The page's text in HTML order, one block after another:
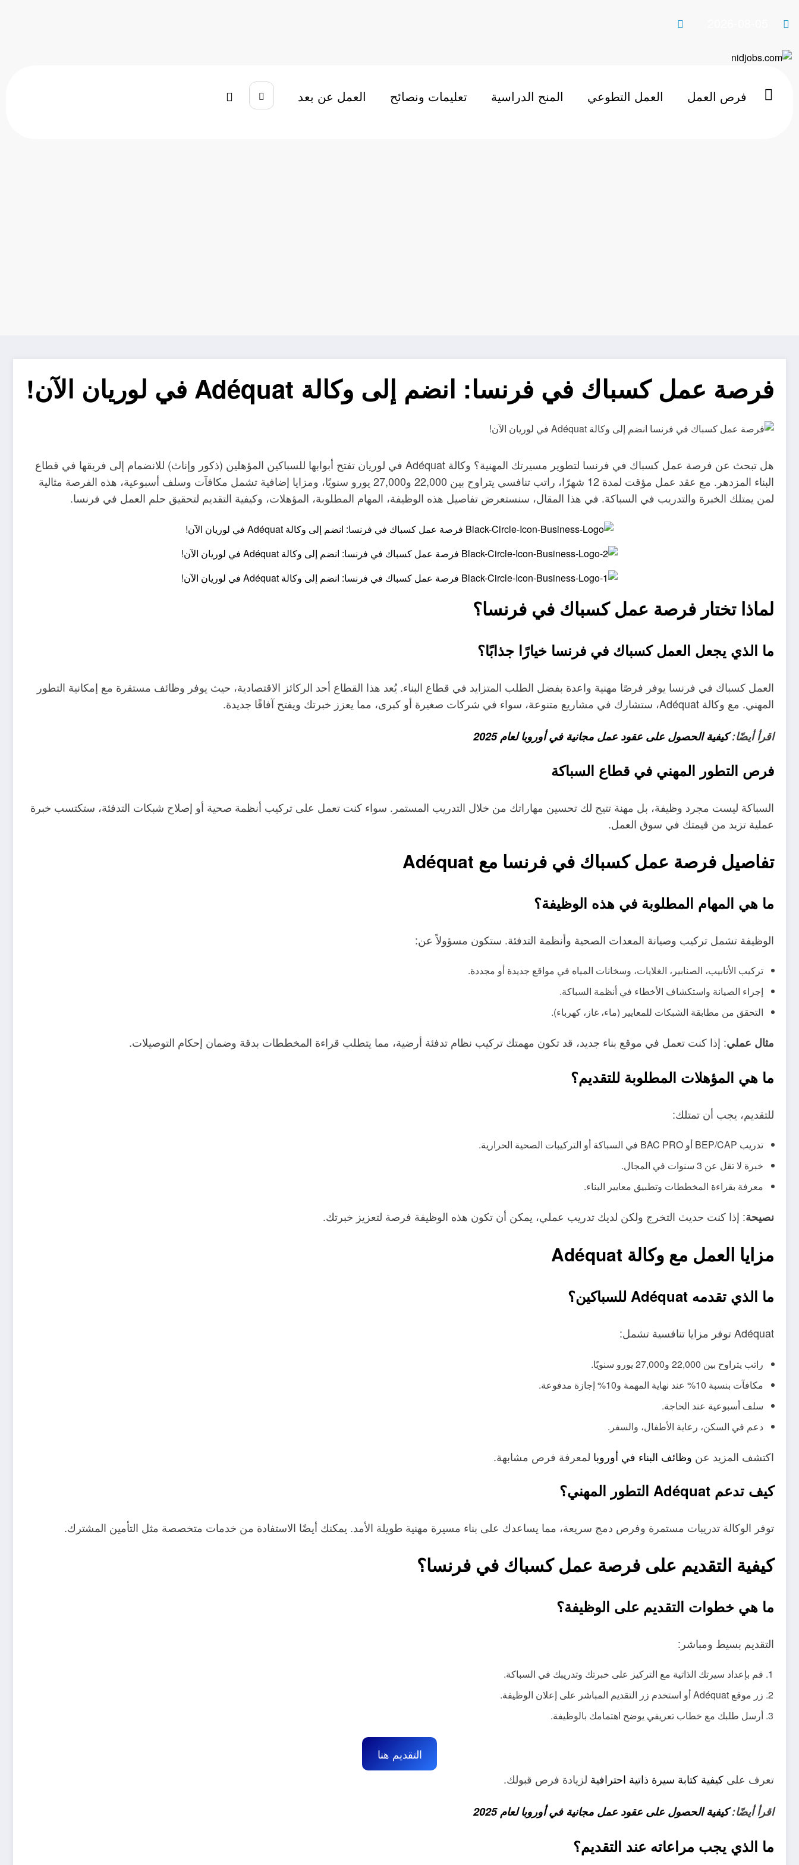
إلى
فرص العمل العمل التطوعي المنح الدراسية تعليمات ونصائح العمل عن بعد
فرصة عمل كسباك في فرنسا: انضم إلى وكالة Adéquat في لوريان الآن!
هل تبحث عن فرصة عمل كسباك في فرنسا لتطوير مسيرتك المهنية؟ وكالة Adéquat في لوريان تفتح أبوابها للسباكين المؤهلين (ذكور وإناث) للانضمام إلى فريقها في قطاع
البناء المزدهر. مع عقد عمل مؤقت لمدة 12 شهرًا، راتب تنافسي يتراوح بين 22,000 و27,000 يورو سنويًا، ومزايا إضافية تشمل مكافآت وسلف أسبوعية، هذه الفرصة مثالية
لمن يمتلك الخبرة والتدريب في السباكة. في هذا المقال، سنستعرض تفاصيل هذه الوظيفة، المهام المطلوبة، المؤهلات، وكيفية التقديم لتحقيق حلم العمل في فرنسا.
لماذا تختار فرصة عمل كسباك في فرنسا؟
ما الذي يجعل العمل كسباك في فرنسا خيارًا جذابًا؟
العمل كسباك في فرنسا يوفر فرصًا مهنية واعدة بفضل الطلب المتزايد في قطاع البناء. يُعد هذا القطاع أحد الركائز الاقتصادية، حيث يوفر وظائف مستقرة مع إمكانية التطور
المهني. مع وكالة Adéquat، ستشارك في مشاريع متنوعة، سواء في شركات صغيرة أو كبرى، مما يعزز خبرتك ويفتح آفاقًا جديدة.
اقرأ أيضًا:كيفية الحصول على عقود عمل مجانية في أوروبا لعام 2025
فرص التطور المهني في قطاع السباكة
السباكة ليست مجرد وظيفة، بل مهنة تتيح لك تحسين مهاراتك من خلال التدريب المستمر. سواء كنت تعمل على تركيب أنظمة صحية أو إصلاح شبكات التدفئة، ستكتسب خبرة
عملية تزيد من قيمتك في سوق العمل.
تفاصيل فرصة عمل كسباك في فرنسا مع Adéquat
ما هي المهام المطلوبة في هذه الوظيفة؟
الوظيفة تشمل تركيب وصيانة المعدات الصحية وأنظمة التدفئة. ستكون مسؤولاً عن:
تركيب الأنابيب، الصنابير، الغلايات، وسخانات المياه في مواقع جديدة أو مجددة.
إجراء الصيانة واستكشاف الأخطاء في أنظمة السباكة.
التحقق من مطابقة الشبكات للمعايير (ماء، غاز، كهرباء).
مثال عملي: إذا كنت تعمل في موقع بناء جديد، قد تكون مهمتك تركيب نظام تدفئة أرضية، مما يتطلب قراءة المخططات بدقة وضمان إحكام التوصيلات.
ما هي المؤهلات المطلوبة للتقديم؟
للتقديم، يجب أن تمتلك:
تدريب BEP/CAP أو BAC PRO في السباكة أو التركيبات الصحية الحرارية.
خبرة لا تقل عن 3 سنوات في المجال.
معرفة بقراءة المخططات وتطبيق معايير البناء.
نصيحة: إذا كنت حديث التخرج ولكن لديك تدريب عملي، يمكن أن تكون هذه الوظيفة فرصة لتعزيز خبرتك.
مزايا العمل مع وكالة Adéquat
ما الذي تقدمه Adéquat للسباكين؟
Adéquat توفر مزايا تنافسية تشمل:
راتب يتراوح بين 22,000 و27,000 يورو سنويًا.
مكافآت بنسبة 10% عند نهاية المهمة و10% إجازة مدفوعة.
سلف أسبوعية عند الحاجة.
دعم في السكن، رعاية الأطفال، والسفر.
اكتشف المزيد عن وظائف البناء في أوروبا لمعرفة فرص مشابهة.
كيف تدعم Adéquat التطور المهني؟
توفر الوكالة تدريبات مستمرة وفرص دمج سريعة، مما يساعدك على بناء مسيرة مهنية طويلة الأمد. يمكنك أيضًا الاستفادة من خدمات متخصصة مثل التأمين المشترك.
كيفية التقديم على فرصة عمل كسباك في فرنسا؟
ما هي خطوات التقديم على الوظيفة؟
التقديم بسيط ومباشر:
قم بإعداد سيرتك الذاتية مع التركيز على خبرتك وتدريبك في السباكة.
زر موقع Adéquat أو استخدم زر التقديم المباشر على إعلان الوظيفة.
أرسل طلبك مع خطاب تعريفي يوضح اهتمامك بالوظيفة.
التقديم هنا
تعرف على كيفية كتابة سيرة ذاتية احترافية لزيادة فرص قبولك.
اقرأ أيضًا:كيفية الحصول على عقود عمل مجانية في أوروبا لعام 2025
ما الذي يجب مراعاته عند التقديم؟